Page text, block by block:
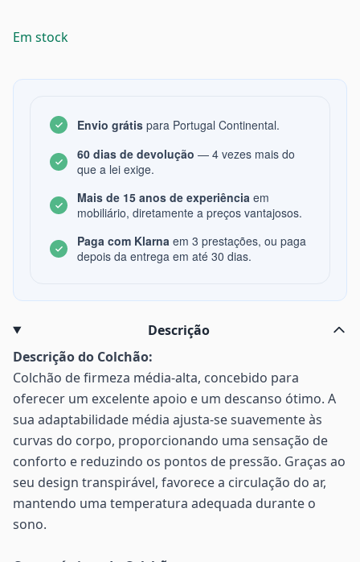
Em stock
Envio grátis para Portugal Continental.
60 dias de devolução — 4 vezes mais do
que a lei exige.
Mais de 15 anos de experiência em
mobiliário, diretamente a preços vantajosos.
Paga com Klarna em 3 prestações, ou paga
depois da entrega em até 30 dias.
Descrição
Descrição do Colchão:
Colchão de firmeza média-alta, concebido para
oferecer um excelente apoio e um descanso ótimo. A
sua adaptabilidade média ajusta-se suavemente às
curvas do corpo, proporcionando uma sensação de
conforto e reduzindo os pontos de pressão. Graças ao
seu design transpirável, favorece a circulação do ar,
mantendo uma temperatura adequada durante o
sono.